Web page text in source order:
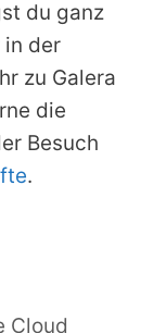
du ganz
in der
zu Galera
die
Besuch
.
Cloud